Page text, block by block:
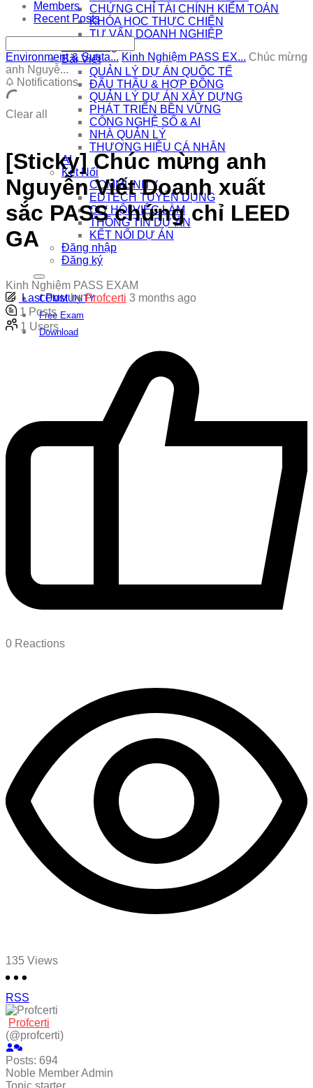
CHỨNG CHỈ TÀI CHÍNH KIỂM TOÁN
KHÓA HỌC THỰC CHIẾN
TƯ VẤN DOANH NGHIỆP
Bài Viết
QUẢN LÝ DỰ ÁN QUỐC TẾ
ĐẤU THẦU & HỢP ĐỒNG
QUẢN LÝ DỰ ÁN XÂY DỰNG
PHÁT TRIỂN BỀN VỮNG
CÔNG NGHỆ SỐ & AI
NHÀ QUẢN LÝ
THƯƠNG HIỆU CÁ NHÂN
AI
Kết Nối
COMMUNITY
EDTECH TUYỂN DỤNG
CƠ HỘI VIỆC LÀM
THÔNG TIN DỰ ÁN
KẾT NỐI DỰ ÁN
Đăng nhập
Đăng ký
COMMUNITY
Free Exam
Download
Members
Recent Posts
Environment & Susta... Kinh Nghiệm PASS EX... Chúc mừng
anh Nguyễ...
Notifications
Clear all
[Sticky]Chúc mừng anh
Nguyễn Viết Doanh xuất
sắc PASS chứng chỉ LEED
GA
Kinh Nghiệm PASS EXAM
Last Post by Profcerti 3 months ago
1 Posts
1 Users
0 Reactions
135 Views
RSS
Profcerti
(@profcerti)
Posts: 694
Noble MemberAdmin